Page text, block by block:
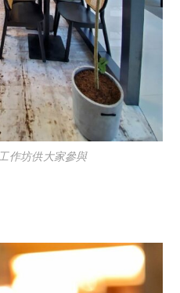
作坊供大家參與